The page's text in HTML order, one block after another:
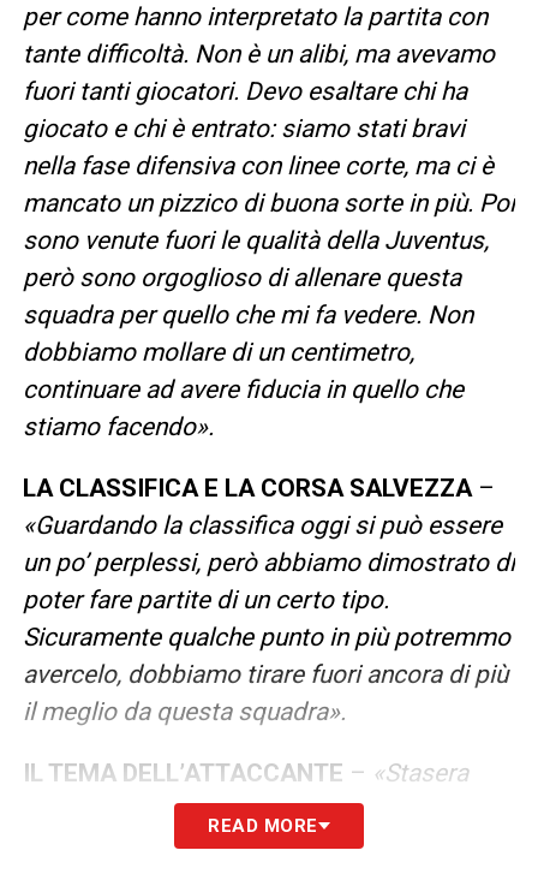
per come hanno interpretato la partita con
tante difficoltà. Non è un alibi, ma avevamo
fuori tanti giocatori. Devo esaltare chi ha
giocato e chi è entrato: siamo stati bravi
nella fase difensiva con linee corte, ma ci è
mancato un pizzico di buona sorte in più. Poi
sono venute fuori le qualità della Juventus,
però sono orgoglioso di allenare questa
squadra per quello che mi fa vedere. Non
dobbiamo mollare di un centimetro,
continuare ad avere fiducia in quello che
stiamo facendo».
LA CLASSIFICA E LA CORSA SALVEZZA–
«Guardando la classifica oggi si può essere
un po’ perplessi, però abbiamo dimostrato di
poter fare partite di un certo tipo.
Sicuramente qualche punto in più potremmo
avercelo, dobbiamo tirare fuori ancora di più
il meglio da questa squadra».
IL TEMA DELL’ATTACCANTE – «Stasera
Moreo e Tramoni hanno lavorato bene, si
sono sacrificati tantissimo ma hanno
READ MORE